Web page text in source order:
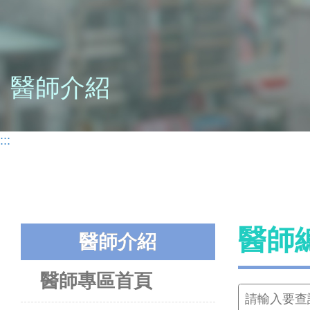
醫師介紹
:::
醫師介紹
醫師專區首頁
醫師